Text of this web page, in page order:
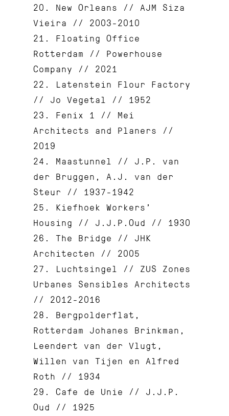
20. New Orleans // AJM Siza
Vieira // 2003-2010
21. Floating Office
Rotterdam // Powerhouse
Company // 2021
22. Latenstein Flour Factory
// Jo Vegetal // 1952
23. Fenix 1 // Mei
Architects and Planers //
2019
24. Maastunnel // J.P. van
der Bruggen, A.J. van der
Steur // 1937-1942
25. Kiefhoek Workers’
Housing // J.J.P.Oud // 1930
26. The Bridge // JHK
Architecten // 2005
27. Luchtsingel // ZUS Zones
Urbanes Sensibles Architects
// 2012-2016
28. Bergpolderflat,
Rotterdam Johanes Brinkman,
Leendert van der Vlugt,
Willen van Tijen en Alfred
Roth // 1934
29. Cafe de Unie // J.J.P.
Oud // 1925